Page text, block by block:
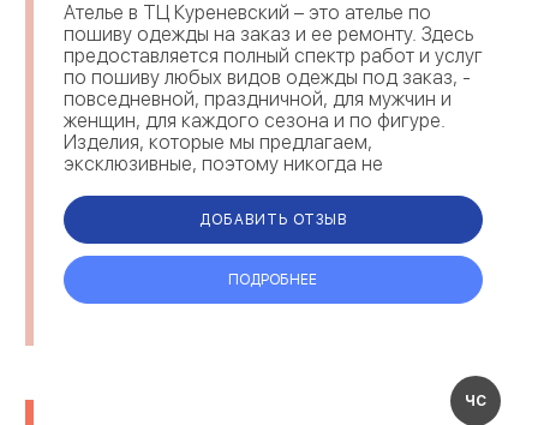
Ателье в ТЦ Куреневский – это ателье по
пошиву одежды на заказ и ее ремонту. Здесь
предоставляется полный спектр работ и услуг
по пошиву любых видов одежды под заказ, -
повседневной, праздничной, для мужчин и
женщин, для каждого сезона и по фигуре.
Изделия, которые мы предлагаем,
эксклюзивные, поэтому никогда не
тому же, такие...
ДОБАВИТЬ ОТЗЫВ
ПОДРОБНЕЕ
ЧС